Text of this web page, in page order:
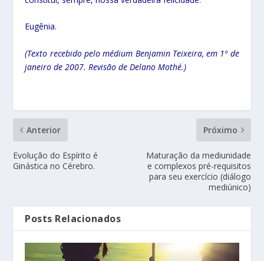
Eugênia.
(Texto recebido pelo médium Benjamin Teixeira, em 1º de
janeiro de 2007. Revisão de Delano Mothé.)
Anterior
Evolução do Espírito é
Ginástica no Cérebro.
Próximo
Maturação da mediunidade
e complexos pré-requisitos
para seu exercício (diálogo
mediúnico)
Posts Relacionados